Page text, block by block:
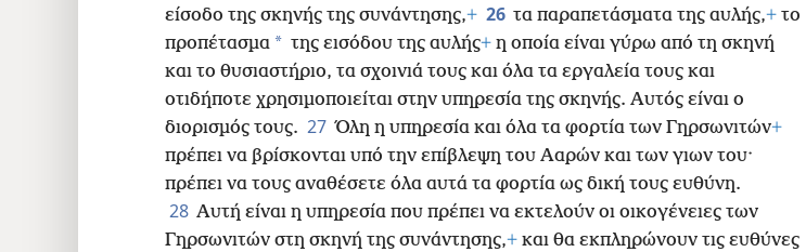
είσοδο της σκηνής της συνάντησης,+ 26 τα παραπετάσματα της αυλής,+ το
προπέτασμα * της εισόδου της αυλής+ η οποία είναι γύρω από τη σκηνή
και το θυσιαστήριο, τα σχοινιά τους και όλα τα εργαλεία τους και
οτιδήποτε χρησιμοποιείται στην υπηρεσία της σκηνής. Αυτός είναι ο
διορισμός τους. 27 Όλη η υπηρεσία και όλα τα φορτία των Γηρσωνιτών+
πρέπει να βρίσκονται υπό την επίβλεψη του Ααρών και των γιων του·
πρέπει να τους αναθέσετε όλα αυτά τα φορτία ως δική τους ευθύνη.
28 Αυτή είναι η υπηρεσία που πρέπει να εκτελούν οι οικογένειες των
Γηρσωνιτών στη σκηνή της συνάντησης,+ και θα εκπληρώνουν τις ευθύνες